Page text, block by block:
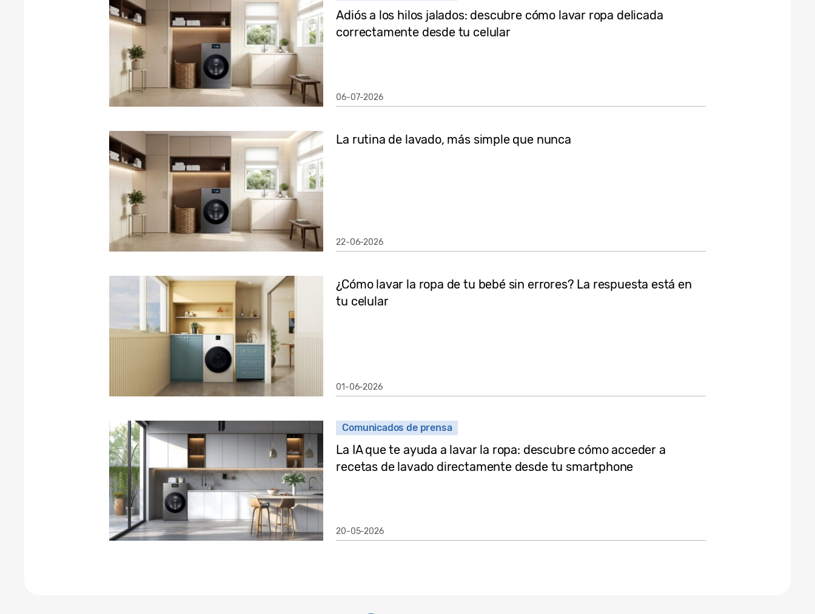
Adiós a los hilos jalados: descubre cómo lavar ropa delicada
correctamente desde tu celular
06-07-2026
La rutina de lavado, más simple que nunca
22-06-2026
¿Cómo lavar la ropa de tu bebé sin errores? La respuesta está en
tu celular
01-06-2026
Comunicados de prensa
La IA que te ayuda a lavar la ropa: descubre cómo acceder a
recetas de lavado directamente desde tu smartphone
20-05-2026